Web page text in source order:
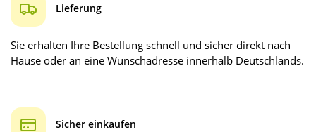
Lieferung
Sie erhalten Ihre Bestellung schnell und sicher direkt nach
Hause oder an eine Wunschadresse innerhalb Deutschlands.
Sicher einkaufen